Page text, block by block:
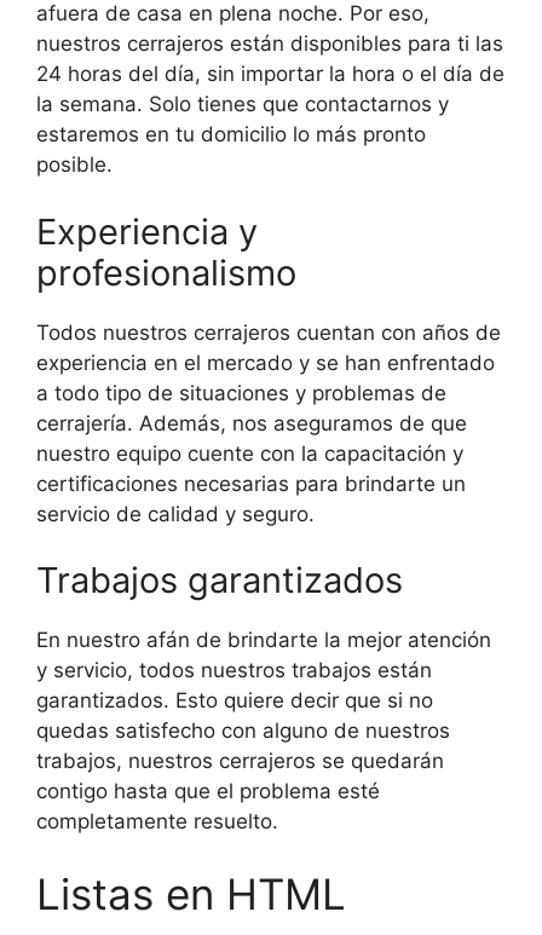
afuera de casa en plena noche. Por eso,
nuestros cerrajeros están disponibles para ti las
24 horas del día, sin importar la hora o el día de
la semana. Solo tienes que contactarnos y
estaremos en tu domicilio lo más pronto
posible.
Experiencia y
profesionalismo
Todos nuestros cerrajeros cuentan con años de
experiencia en el mercado y se han enfrentado
a todo tipo de situaciones y problemas de
cerrajería. Además, nos aseguramos de que
nuestro equipo cuente con la capacitación y
certificaciones necesarias para brindarte un
servicio de calidad y seguro.
Trabajos garantizados
En nuestro afán de brindarte la mejor atención
y servicio, todos nuestros trabajos están
garantizados. Esto quiere decir que si no
quedas satisfecho con alguno de nuestros
trabajos, nuestros cerrajeros se quedarán
contigo hasta que el problema esté
completamente resuelto.
Listas en HTML